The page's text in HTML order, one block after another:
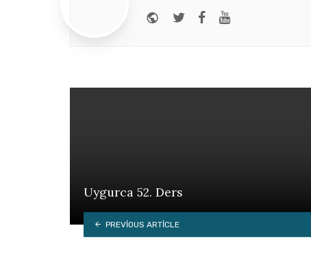
Website
TwitterFacebook
Uygurca 52. Ders
PREVIOUS ARTICLE